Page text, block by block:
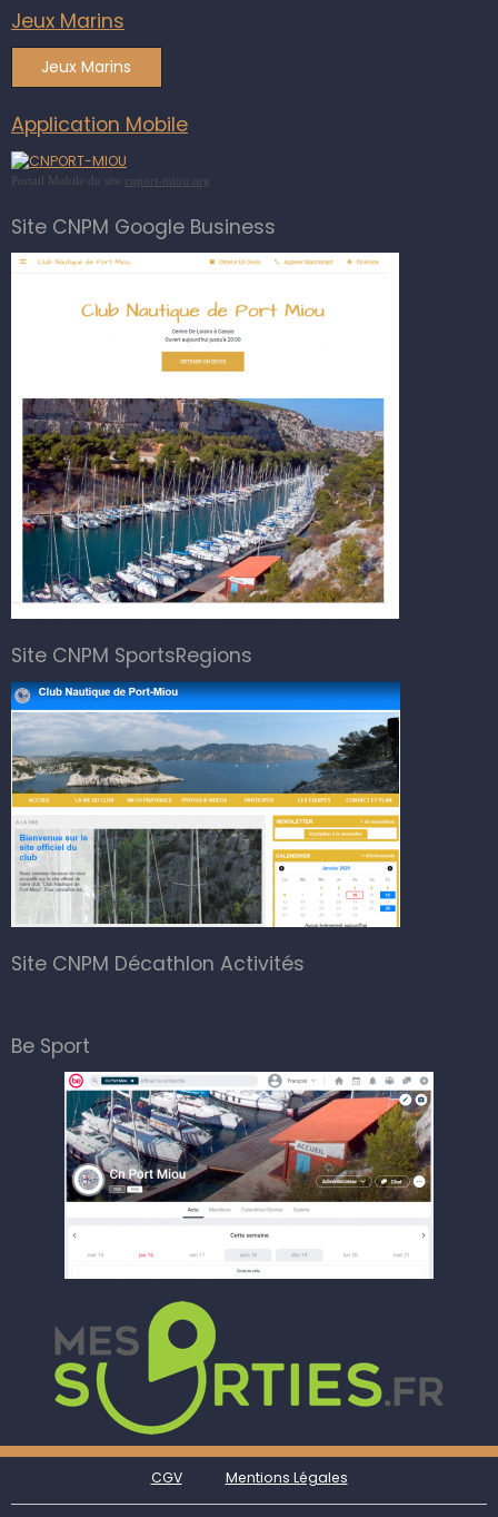
Jeux Marins
Jeux Marins
Application Mobile
Portail Mobile du site cnport-miou.org
Site CNPM Google Business
Site CNPM SportsRegions
Site CNPM Décathlon Activités
Be Sport
CGV Mentions Légales